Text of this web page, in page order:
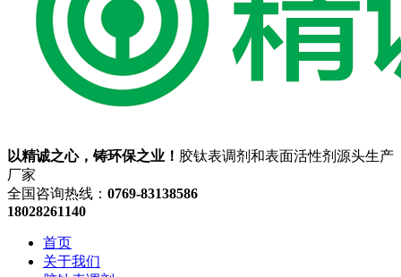
以精诚之心，铸环保之业！ 胶钛表调剂和表面活性剂源头生产
厂家
全国咨询热线： 0769-83138586
18028261140
首页
关于我们